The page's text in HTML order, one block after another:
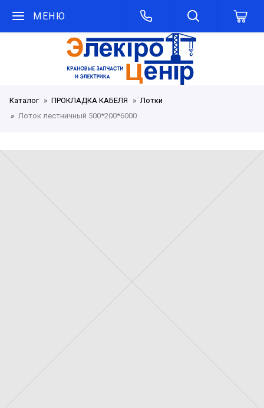
МЕНЮ
Каталог ПРОКЛАДКА КАБЕЛЯ
Лотки
Лоток лестничный 500*200*6000